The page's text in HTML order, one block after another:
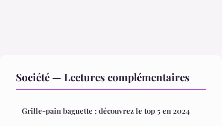
Société — Lectures complémentaires
Grille-pain baguette : découvrez le top 5 en 2024